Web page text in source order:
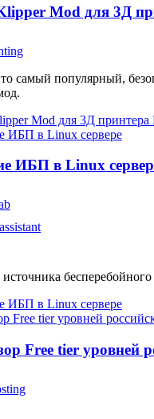
Mod для 3Д
самый популярный,
ИБП в Linux
Free tier уровней